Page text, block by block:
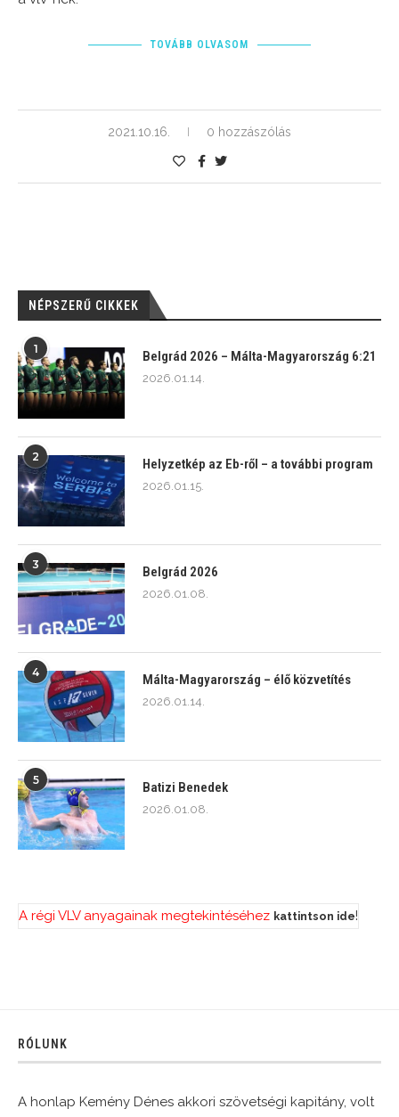
TOVÁBB OLVASOM
2021.10.16. 0 hozzászólás
NÉPSZERŰ CIKKEK
1
Belgrád 2026 – Málta-Magyarország 6:21
2026.01.14.
2
Helyzetkép az Eb-ről – a további program
2026.01.15.
3
Belgrád 2026
2026.01.08.
4
Málta-Magyarország – élő közvetítés
2026.01.14.
5
Batizi Benedek
2026.01.08.
A régi VLV anyagainak megtekintéséhez kattintson ide!
RÓLUNK
A honlap Kemény Dénes akkori szövetségi kapitány, volt